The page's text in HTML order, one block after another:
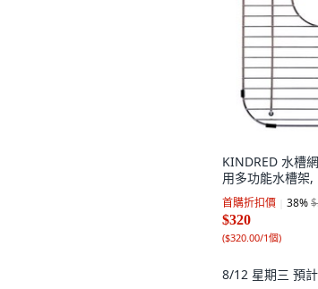
KINDRED 水槽
用多功能水槽架
首購折扣價 38%
$320
($320.00/1個)
8/12 星期三 預